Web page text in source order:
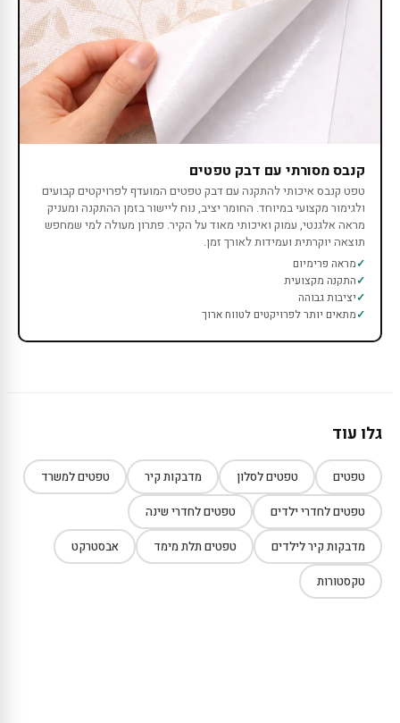
קנבס מסורתי עם דבק טפטים
טפט קנבס איכותי להתקנה עם דבק טפטים המועדף לפרויקטים קבועים
ולגימור מקצועי במיוחד. החומר יציב, נוח ליישור בזמן ההתקנה ומעניק
מראה אלגנטי, עמוק ואיכותי מאוד על הקיר. פתרון מעולה למי שמחפש
תוצאה יוקרתית ועמידות לאורך זמן.
מראה פרימיום
התקנה מקצועית
יציבות גבוהה
מתאים יותר לפרויקטים לטווח ארוך
גלו עוד
טפטים טפטים לסלון מדבקות קיר טפטים למשרד
טפטים לחדרי ילדים טפטים לחדרי שינה
מדבקות קיר לילדים טפטים תלת מימד אבסטרקט
טקסטורות